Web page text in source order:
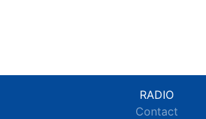
RADIO
Contact